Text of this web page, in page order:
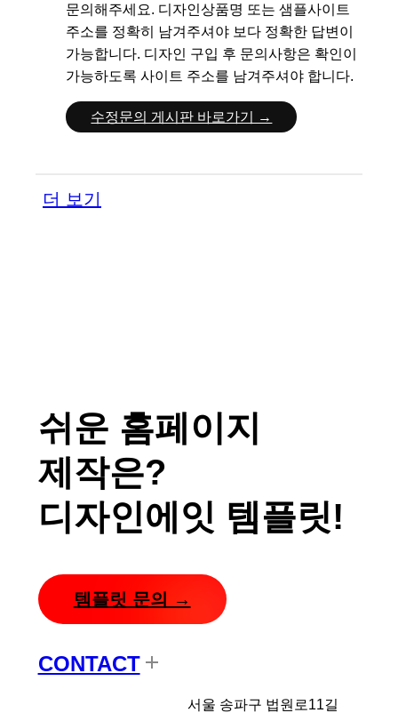
문의해주세요. 디자인상품명 또는 샘플사이트
주소를 정확히 남겨주셔야 보다 정확한 답변이
가능합니다. 디자인 구입 후 문의사항은 확인이
가능하도록 사이트 주소를 남겨주셔야 합니다.
수정문의 게시판 바로가기 →
더 보기
쉬운 홈페이지
제작은?
디자인에잇 템플릿!
템플릿 문의 →
CONTACT
서울 송파구 법원로11길